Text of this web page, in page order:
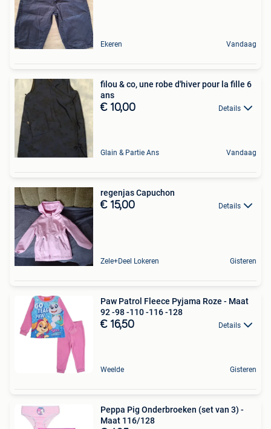
Ekeren Vandaag
filou & co, une robe d'hiver pour la fille 6
ans
€ 10,00 Details
Glain & Partie Ans Vandaag
regenjas Capuchon
€ 15,00 Details
Zele+Deel Lokeren Gisteren
Paw Patrol Fleece Pyjama Roze - Maat
92 -98 -110 -116 -128
€ 16,50 Details
Weelde Gisteren
Peppa Pig Onderbroeken (set van 3) -
Maat 116/128